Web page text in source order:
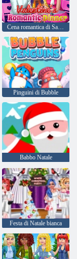
Cena romantica di San Valentino
Pinguini di Bubble
Babbo Natale
Festa di Natale bianca